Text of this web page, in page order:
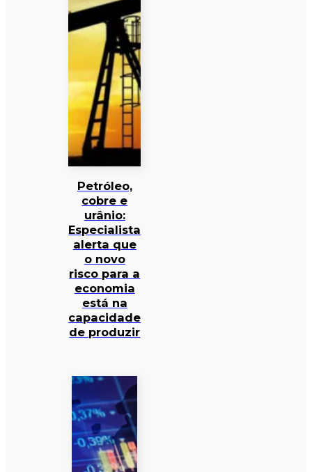
Petróleo,
cobre e
urânio:
Especialista
alerta que
o novo
risco para a
economia
está na
capacidade
de produzir